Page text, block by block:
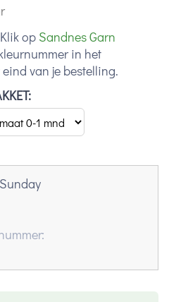
op Sandnes Garn
in het
van je bestelling.